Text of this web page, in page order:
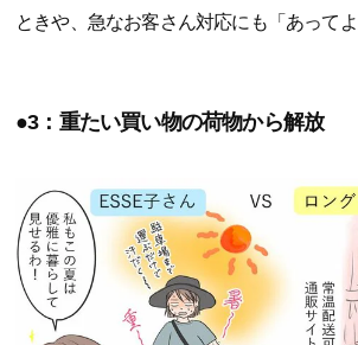
ときや、急なお客さん対応にも「あってよ
●3：重たい買い物の荷物から解放